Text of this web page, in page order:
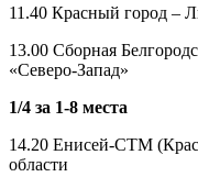
11.40 Красный город –
13.00 Сборная
«Северо-Запад»
1/4 за 1-8 места
14.20 Енисей-СТМ
области